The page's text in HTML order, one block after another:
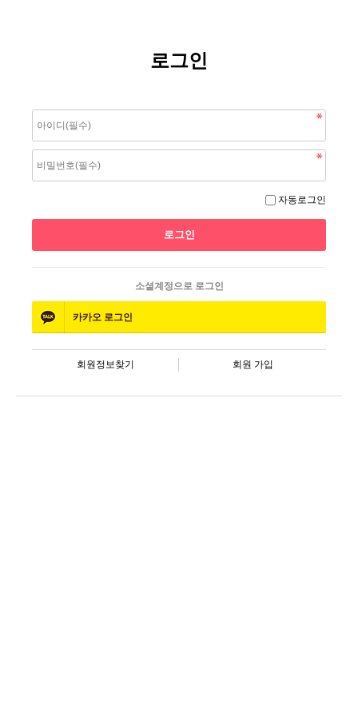
로그인
자동로그인
소셜계정으로 로그인
카카오 로그인
회원정보찾기 회원 가입